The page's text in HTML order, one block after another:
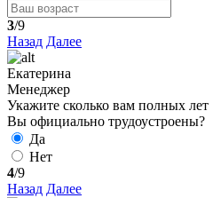
3/9
Назад Далее
Екатерина
Менеджер
Укажите сколько вам полных лет
Вы официально трудоустроены?
Да
Нет
4/9
Назад Далее